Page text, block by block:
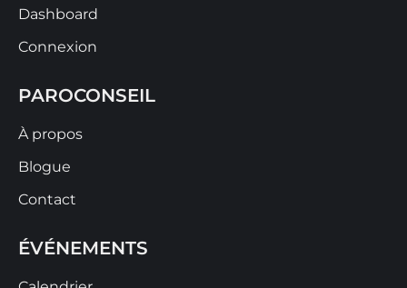
Dashboard
Connexion
PAROCONSEIL
À propos
Blogue
Contact
ÉVÉNEMENTS